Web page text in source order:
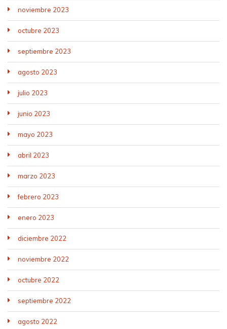
noviembre 2023
octubre 2023
septiembre 2023
agosto 2023
julio 2023
junio 2023
mayo 2023
abril 2023
marzo 2023
febrero 2023
enero 2023
diciembre 2022
noviembre 2022
octubre 2022
septiembre 2022
agosto 2022